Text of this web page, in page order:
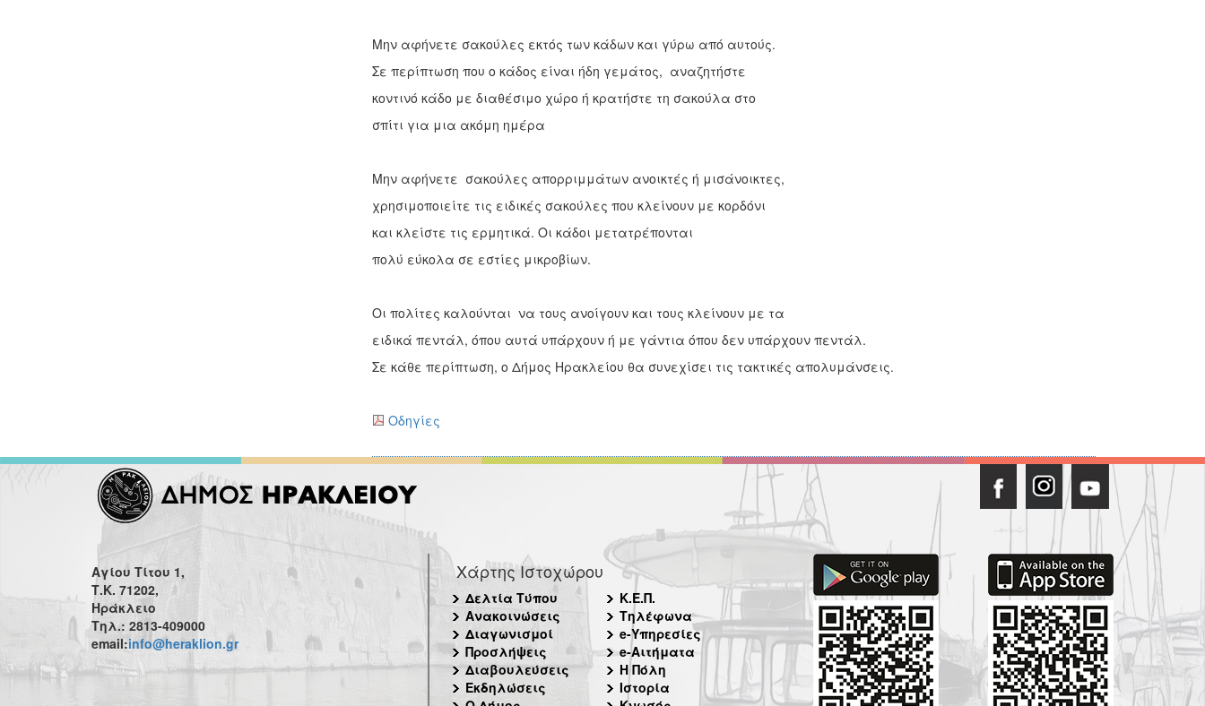
Μην αφήνετε σακούλες εκτός των κάδων και γύρω από αυτούς.
Σε περίπτωση που ο κάδος είναι ήδη γεμάτος, αναζητήστε
κοντινό κάδο με διαθέσιμο χώρο ή κρατήστε τη σακούλα στο
σπίτι για μια ακόμη ημέρα
Μην αφήνετε σακούλες απορριμμάτων ανοικτές ή μισάνοικτες,
χρησιμοποιείτε τις ειδικές σακούλες που κλείνουν με κορδόνι
και κλείστε τις ερμητικά. Οι κάδοι μετατρέπονται
πολύ εύκολα σε εστίες μικροβίων.
Οι πολίτες καλούνται να τους ανοίγουν και τους κλείνουν με τα
ειδικά πεντάλ, όπου αυτά υπάρχουν ή με γάντια όπου δεν υπάρχουν πεντάλ.
Σε κάθε περίπτωση, ο Δήμος Ηρακλείου θα συνεχίσει τις τακτικές απολυμάνσεις.
Οδηγίες
Αγίου Τίτου 1,
Τ.Κ. 71202,
Ηράκλειο
Τηλ.: 2813-409000
email:info@heraklion.gr
Χάρτης Ιστοχώρου
Δελτία Τύπου
Ανακοινώσεις
Διαγωνισμοί
Προσλήψεις
Διαβουλεύσεις
Εκδηλώσεις
Κ.Ε.Π.
Τηλέφωνα
e-Υπηρεσίες
e-Αιτήματα
Η Πόλη
Ιστορία